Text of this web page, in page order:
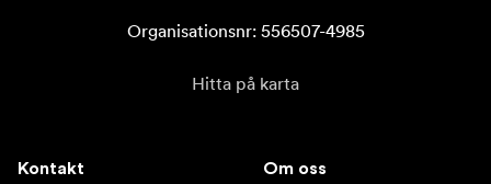
Organisationsnr: 556507-4985
Hitta på karta
Kontakt Om oss